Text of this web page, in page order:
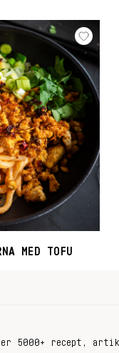
MED TOFU
5000+ recept,